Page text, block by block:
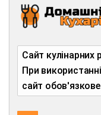
Сайт
При
сайт